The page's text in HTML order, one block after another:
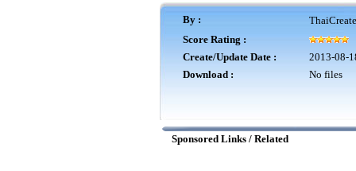
By :
Score Rating :
Create/Update Date :
2013-08-
Download :
No files
Sponsored Links / Related